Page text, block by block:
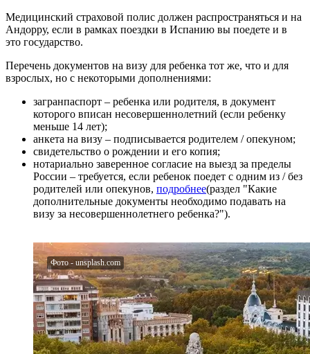
Медицинский страховой полис должен распространяться и на
Андорру, если в рамках поездки в Испанию вы поедете и в
это государство.
Перечень документов на визу для ребенка тот же, что и для
взрослых, но с некоторыми дополнениями:
загранпаспорт – ребенка или родителя, в документ
которого вписан несовершеннолетний (если ребенку
меньше 14 лет);
анкета на визу – подписывается родителем / опекуном;
свидетельство о рождении и его копия;
нотариально заверенное согласие на выезд за пределы
России – требуется, если ребенок поедет с одним из / без
родителей или опекунов, подробнее(раздел "Какие
дополнительные документы необходимо подавать на
визу за несовершеннолетнего ребенка?").